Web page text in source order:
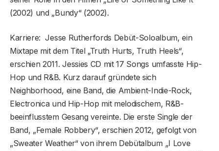
(2002) und „Bundy“ (2002).
Karriere: Jesse Rutherfords Debüt-Soloalbum, ein
Mixtape mit dem Titel „Truth Hurts, Truth Heels“,
erschien 2011. Jessies CD mit 17 Songs umfasste Hip-
Hop und R&B. Kurz darauf gründete sich
Neighborhood, eine Band, die Ambient-Indie-Rock,
Electronica und Hip-Hop mit melodischem, R&B-
beeinflusstem Gesang vereinte. Die erste Single der
Band, „Female Robbery“, erschien 2012, gefolgt von
„Sweater Weather“ von ihrem Debütalbum „I Love